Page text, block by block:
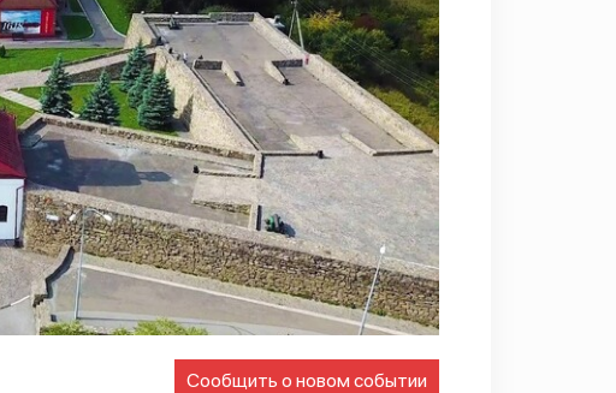
Сообщить о новом событии